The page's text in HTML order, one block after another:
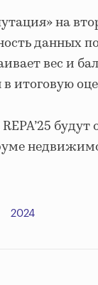
на
данных
вес и
итоговую
2024